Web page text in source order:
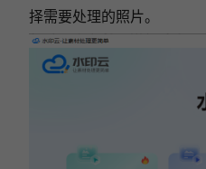
择需要处理的照片。